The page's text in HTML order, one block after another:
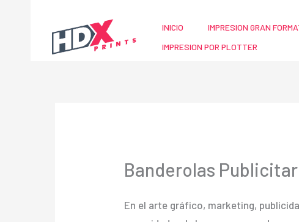
contenido
INICIO IMPRESION GRAN
IMPRESION POR PLOTTER
Banderolas
En el arte gráfico, marketing,